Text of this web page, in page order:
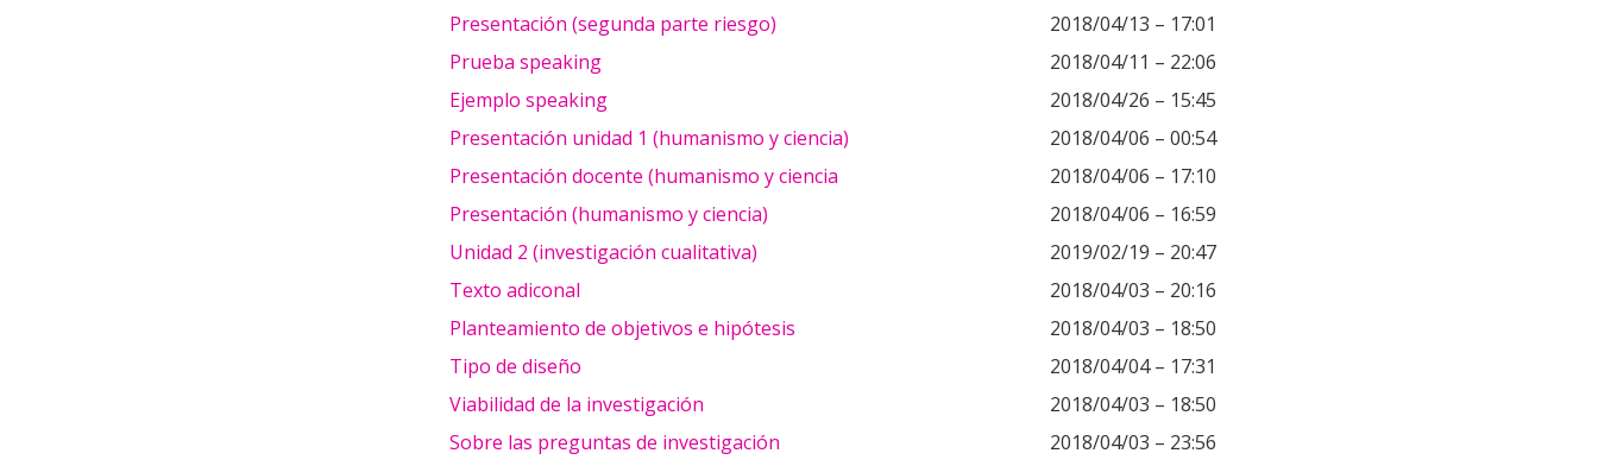
Presentación (segunda parte riesgo)
2018/04/13 – 17:01
Prueba speaking
2018/04/11 – 22:06
Ejemplo speaking
2018/04/26 – 15:45
Presentación unidad 1 (humanismo y ciencia)
2018/04/06 – 00:54
Presentación docente (humanismo y ciencia
2018/04/06 – 17:10
Presentación (humanismo y ciencia)
2018/04/06 – 16:59
Unidad 2 (investigación cualitativa)
2019/02/19 – 20:47
Texto adiconal
2018/04/03 – 20:16
Planteamiento de objetivos e hipótesis
2018/04/03 – 18:50
Tipo de diseño
2018/04/04 – 17:31
Viabilidad de la investigación
2018/04/03 – 18:50
Sobre las preguntas de investigación
2018/04/03 – 23:56